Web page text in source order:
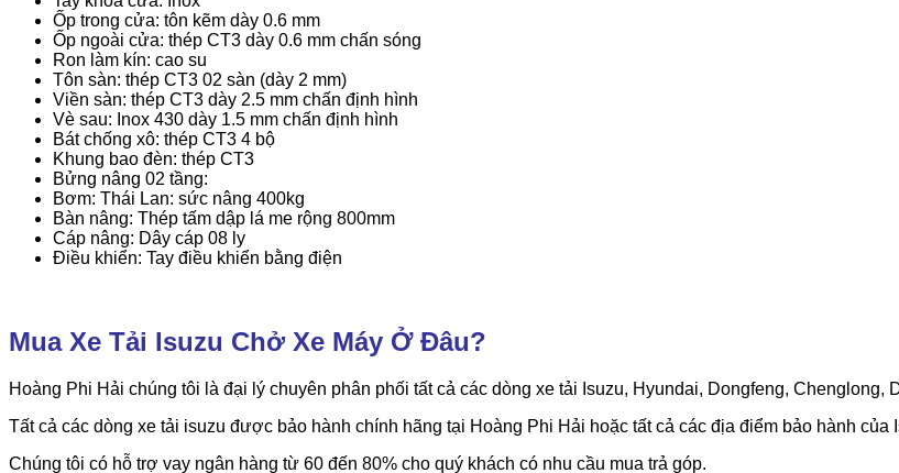
Ốp trong cửa: tôn kẽm dày 0.6 mm
Ốp ngoài cửa: thép CT3 dày 0.6 mm chấn sóng
Ron làm kín: cao su
Tôn sàn: thép CT3 02 sàn (dày 2 mm)
Viền sàn: thép CT3 dày 2.5 mm chấn định hình
Vè sau: Inox 430 dày 1.5 mm chấn định hình
Bát chống xô: thép CT3 4 bộ
Khung bao đèn: thép CT3
Bửng nâng 02 tầng:
Bơm: Thái Lan: sức nâng 400kg
Bàn nâng: Thép tấm dập lá me rộng 800mm
Cáp nâng: Dây cáp 08 ly
Điều khiển: Tay điều khiển bằng điện
Mua Xe Tải Isuzu Chở Xe Máy Ở Đâu?
Hoàng Phi Hải chúng tôi là đại lý chuyên phân phối tất cả các dòng xe tải Isuzu, Hyundai, Dongfeng, Chenglong,
Tất cả các dòng xe tải isuzu được bảo hành chính hãng tại Hoàng Phi Hải hoặc tất cả các địa điểm bảo hành của
Chúng tôi có hỗ trợ vay ngân hàng từ 60 đến 80% cho quý khách có nhu cầu mua trả góp.